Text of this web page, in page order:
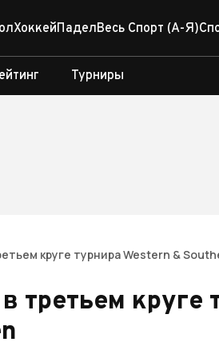
ХоккейПаделВесь Спорт (А-Я)
Турниры
круге турнира Western &
третьем круге